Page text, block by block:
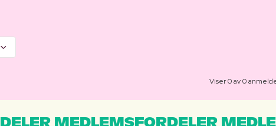
Viser 0 av 0
MEDLEMSFORDELER